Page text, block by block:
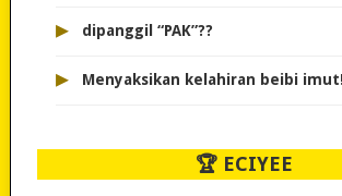
▸ dipanggil “PAK”??
▸ Menyaksikan kelahiran beibi
🏆 ECIYEE